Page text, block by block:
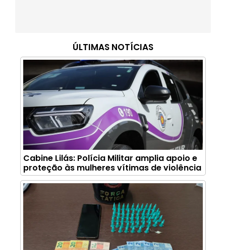
ÚLTIMAS NOTÍCIAS
Cabine Lilás: Polícia Militar amplia apoio e
proteção às mulheres vítimas de violência